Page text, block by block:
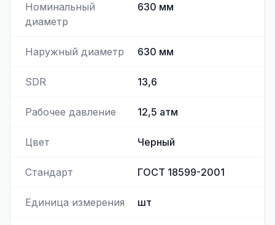
Номинальный
диаметр
630 мм
Наружный диаметр 630 мм
SDR 13,6
Рабочее давление 12,5 атм
Цвет Черный
Стандарт ГОСТ 18599-2001
Единица измерения шт